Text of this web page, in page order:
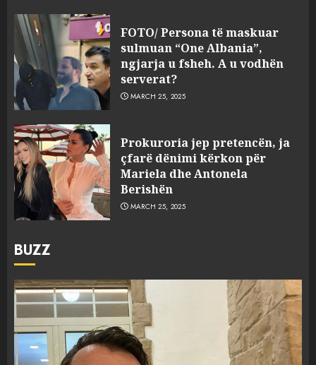
FOTO/ Persona të maskuar
sulmuan “One Albania”,
ngjarja u fsheh. A u vodhën
serverat?
MARCH 25, 2025
Prokuroria jep pretencën, ja
çfarë dënimi kërkon për
Mariela dhe Antonela
Berishën
MARCH 25, 2025
BUZZ